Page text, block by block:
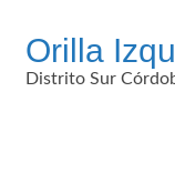
contenido
Orilla
Distrito Sur